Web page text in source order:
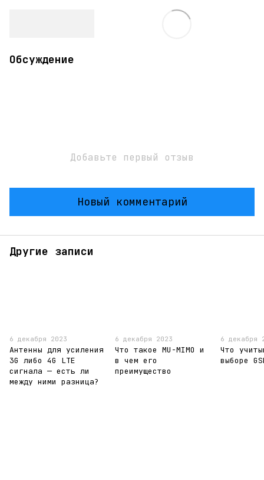
Обсуждение
Добавьте первый отзыв
Новый комментарий
Другие записи
6 декабря 2023
Антенны для усиления
3G либо 4G LTE
сигнала — есть ли
между ними разница?
6 декабря 2023
Что такое MU-MIMO и
в чем его
преимущество
6 декабря
Что
выборе